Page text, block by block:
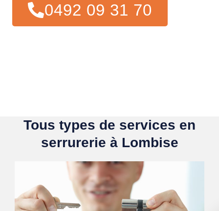
0492 09 31 70
Tous types de services en
serrurerie à Lombise